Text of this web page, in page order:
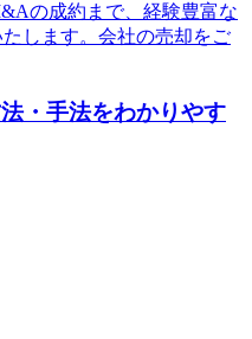
の成約まで、経験豊富な
します。会社の売却をご
・手法をわかりやす